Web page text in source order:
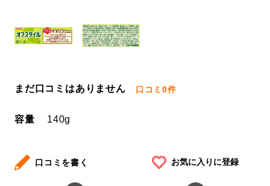
まだ口コミはありません 口コミ0件
容量 140g
口コミを書く お気に入りに登録